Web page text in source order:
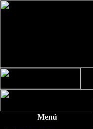
Menú